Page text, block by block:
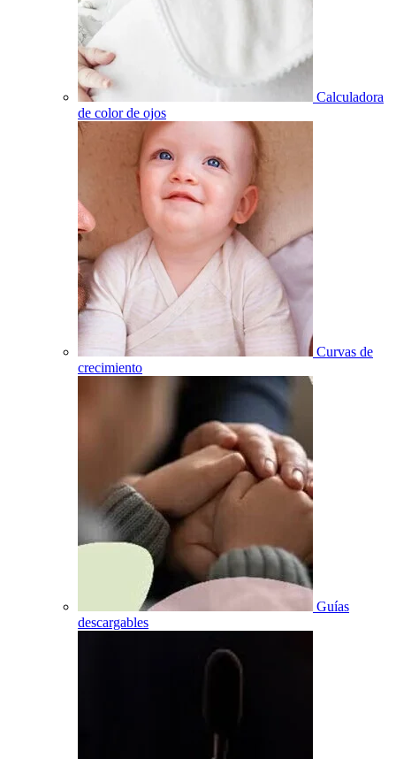
Calculadora
de color de ojos
Curvas de
crecimiento
Guías
descargables